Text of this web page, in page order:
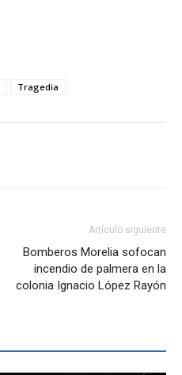
Tragedia
Artículo siguiente
Bomberos Morelia sofocan
incendio de palmera en la
colonia Ignacio López Rayón